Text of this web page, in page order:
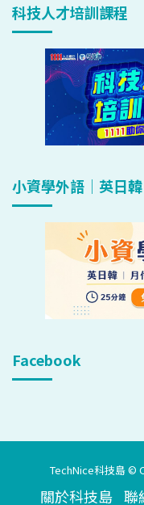
科技人才培訓課程
小資學外語｜英日
Facebook
TechNice科技島 ©
關於科技島 聯